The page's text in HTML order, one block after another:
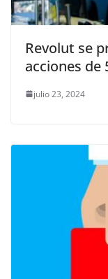
Revolut se
acciones de
julio 23, 2024